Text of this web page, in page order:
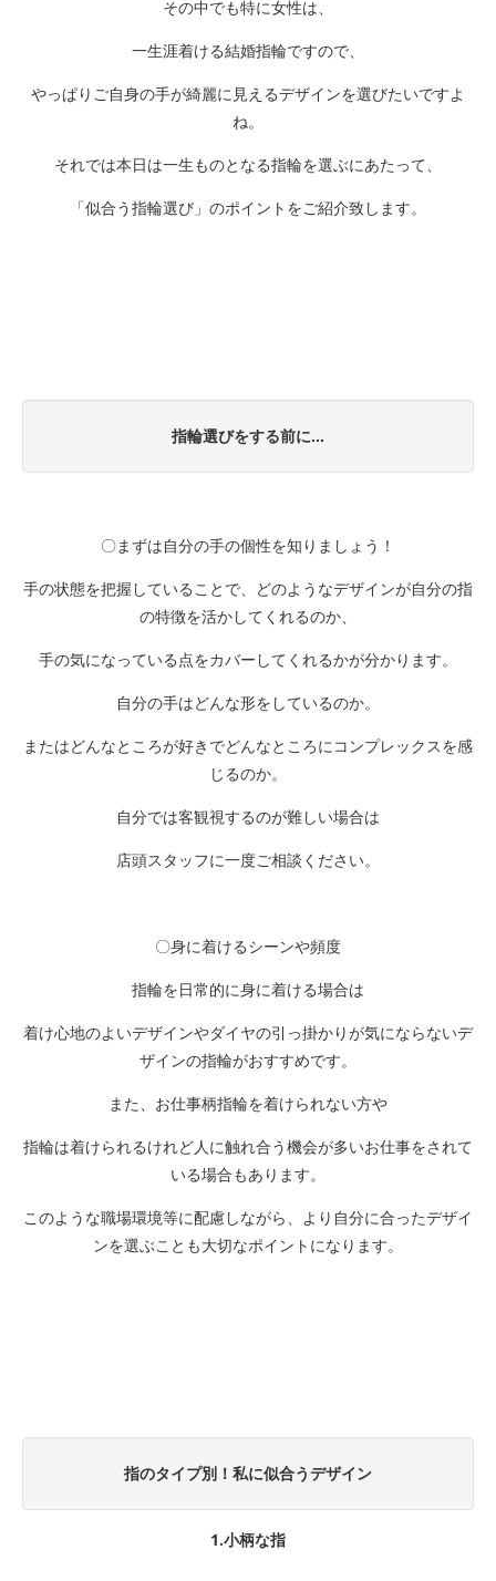
その中でも特に女性は、
一生涯着ける結婚指輪ですので、
やっぱりご自身の手が綺麗に見えるデザインを選びたいですよ
ね。
それでは本日は一生ものとなる指輪を選ぶにあたって、
「似合う指輪選び」のポイントをご紹介致します。
指輪選びをする前に...
〇まずは自分の手の個性を知りましょう！
手の状態を把握していることで、どのようなデザインが自分の指
の特徴を活かしてくれるのか、
手の気になっている点をカバーしてくれるかが分かります。
自分の手はどんな形をしているのか。
またはどんなところが好きでどんなところにコンプレックスを感
じるのか。
自分では客観視するのが難しい場合は
店頭スタッフに一度ご相談ください。
〇身に着けるシーンや頻度
指輪を日常的に身に着ける場合は
着け心地のよいデザインやダイヤの引っ掛かりが気にならないデ
ザインの指輪がおすすめです。
また、お仕事柄指輪を着けられない方や
指輪は着けられるけれど人に触れ合う機会が多いお仕事をされて
いる場合もあります。
このような職場環境等に配慮しながら、より自分に合ったデザイ
ンを選ぶことも大切なポイントになります。
指のタイプ別！私に似合うデザイン
1.小柄な指